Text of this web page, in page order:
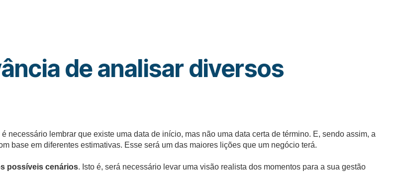
de analisar diversos
necessário lembrar que existe uma data de início, mas não uma data certa de término. E, sendo assim, a
base em diferentes estimativas. Esse será um das maiores lições que um negócio terá.
possíveis cenários. Isto é, será necessário levar uma visão realista dos momentos para a sua gestão